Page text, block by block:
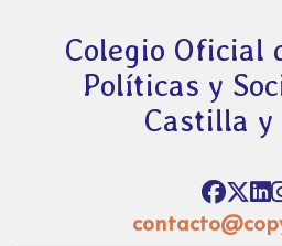
Colegio Oficial
Políticas y
Castilla y